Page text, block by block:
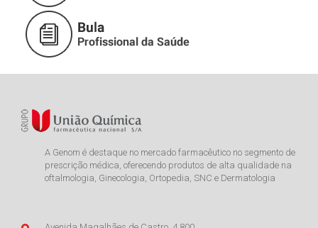
A Genom é destaque no mercado farmacêutico no segmento de
prescrição médica, oferecendo produtos de alta qualidade na
oftalmologia, Ginecologia, Ortopedia, SNC e Dermatologia